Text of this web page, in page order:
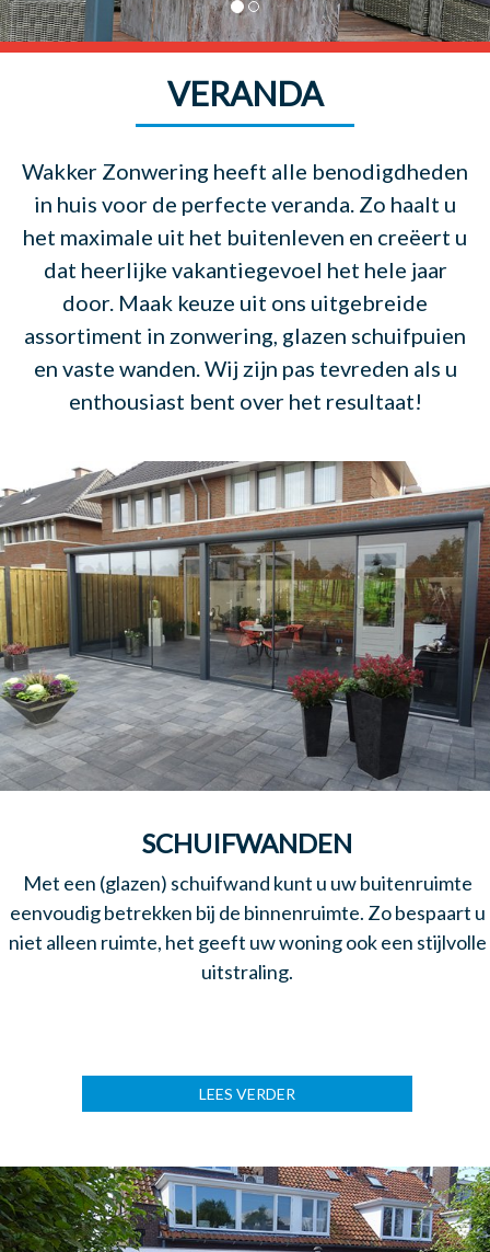
VERANDA
Wakker Zonwering heeft alle benodigdheden
in huis voor de perfecte veranda. Zo haalt u
het maximale uit het buitenleven en creëert u
dat heerlijke vakantiegevoel het hele jaar
door. Maak keuze uit ons uitgebreide
assortiment in zonwering, glazen schuifpuien
en vaste wanden. Wij zijn pas tevreden als u
enthousiast bent over het resultaat!
SCHUIFWANDEN
Met een (glazen) schuifwand kunt u uw buitenruimte
eenvoudig betrekken bij de binnenruimte. Zo bespaart u
niet alleen ruimte, het geeft uw woning ook een stijlvolle
uitstraling.
LEES VERDER